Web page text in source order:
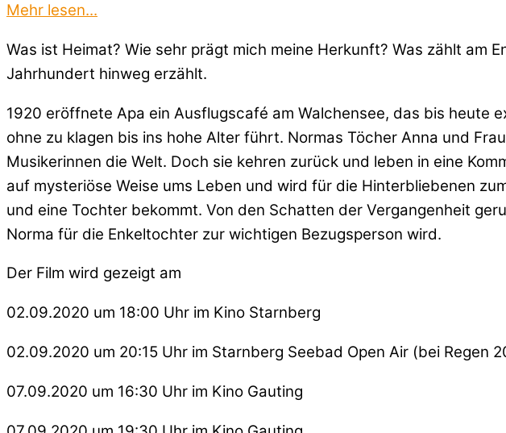
Mehr lesen...
Was ist Heimat? Wie sehr prägt mich meine Herkunft? Was zählt am
Jahrhundert hinweg erzählt.
1920 eröffnete Apa ein Ausflugscafé am Walchensee, das bis heute
ohne zu klagen bis ins hohe Alter führt. Normas Töcher Anna und
Musikerinnen die Welt. Doch sie kehren zurück und leben in eine
auf mysteriöse Weise ums Leben und wird für die Hinterbliebenen
und eine Tochter bekommt. Von den Schatten der Vergangenheit
Norma für die Enkeltochter zur wichtigen Bezugsperson wird.
Der Film wird gezeigt am
02.09.2020 um 18:00 Uhr im Kino Starnberg
02.09.2020 um 20:15 Uhr im Starnberg Seebad Open Air (bei Regen
07.09.2020 um 16:30 Uhr im Kino Gauting